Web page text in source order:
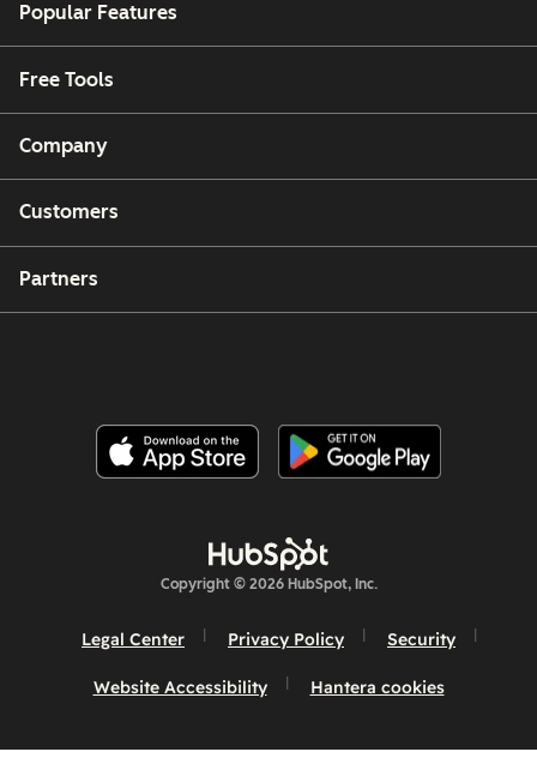
Popular Features
Free Tools
Company
Customers
Partners
Copyright © 2026 HubSpot, Inc.
Legal Center Privacy Policy Security
Website Accessibility Hantera cookies